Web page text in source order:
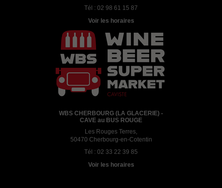
Tél : 02 98 61 15 87
Voir les horaires
WBS CHERBOURG (LA GLACERIE) -
CAVE au BUS ROUGE
Les Rouges Terres,
50470 Cherbourg-en-Cotentin
Tél : 02 33 22 39 85
Voir les horaires